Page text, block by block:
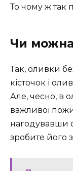
То чому ж так
Чи можна
Так, оливки
кісточок і
Але, чесно, в
важливої
нагодувавши
зробите його